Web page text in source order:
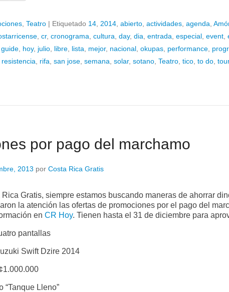
Teatro | Etiquetado 14 2014 abierto actividades agenda
cr, cronograma cultura day, dia entrada especial event
guide hoy, julio libre lista mejor, nacional okupas performance
resistencia rifa san jose semana solar, sotano Teatro tico to do
por pago del marchamo
2013 por Costa Rica Gratis
Gratis, siempre estamos buscando maneras de ahorrar
la atención las ofertas de promociones por el pago del
en CR Hoy. Tienen hasta el 31 de diciembre para
pantallas
Swift Dzire 2014
“Tanque Lleno”